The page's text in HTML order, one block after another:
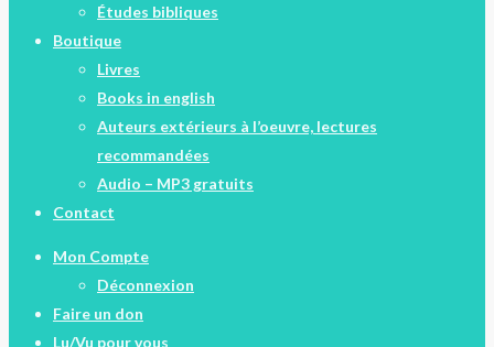
Études bibliques
Boutique
Livres
Books in english
Auteurs extérieurs à l’oeuvre, lectures
recommandées
Audio – MP3 gratuits
Contact
Mon Compte
Déconnexion
Faire un don
Lu/Vu pour vous